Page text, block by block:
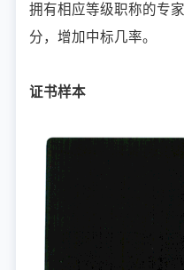
拥有相应等级职称的专
分，增加中标几率。
证书样本